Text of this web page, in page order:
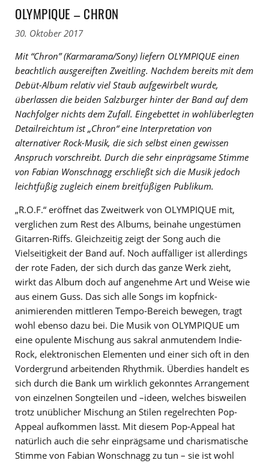
OLYMPIQUE – CHRON
30. Oktober 2017
Mit “Chron” (Karmarama/Sony) liefern OLYMPIQUE einen
beachtlich ausgereiften Zweitling. Nachdem bereits mit dem
Debüt-Album relativ viel Staub aufgewirbelt wurde,
überlassen die beiden Salzburger hinter der Band auf dem
Nachfolger nichts dem Zufall. Eingebettet in wohlüberlegten
Detailreichtum ist „Chron“ eine Interpretation von
alternativer Rock-Musik, die sich selbst einen gewissen
Anspruch vorschreibt. Durch die sehr einprägsame Stimme
von Fabian Wonschnagg erschließt sich die Musik jedoch
leichtfüßig zugleich einem breitfüßigen Publikum.
„R.O.F.“ eröffnet das Zweitwerk von OLYMPIQUE mit,
verglichen zum Rest des Albums, beinahe ungestümen
Gitarren-Riffs. Gleichzeitig zeigt der Song auch die
Vielseitigkeit der Band auf. Noch auffälliger ist allerdings
der rote Faden, der sich durch das ganze Werk zieht,
wirkt das Album doch auf angenehme Art und Weise wie
aus einem Guss. Das sich alle Songs im kopfnick-
animierenden mittleren Tempo-Bereich bewegen, tragt
wohl ebenso dazu bei. Die Musik von OLYMPIQUE um
eine opulente Mischung aus sakral anmutendem Indie-
Rock, elektronischen Elementen und einer sich oft in den
Vordergrund arbeitenden Rhythmik. Überdies handelt es
sich durch die Bank um wirklich gekonntes Arrangement
von einzelnen Songteilen und –ideen, welches bisweilen
trotz unüblicher Mischung an Stilen regelrechten Pop-
Appeal aufkommen lässt. Mit diesem Pop-Appeal hat
natürlich auch die sehr einprägsame und charismatische
Stimme von Fabian Wonschnagg zu tun – sie ist wohl